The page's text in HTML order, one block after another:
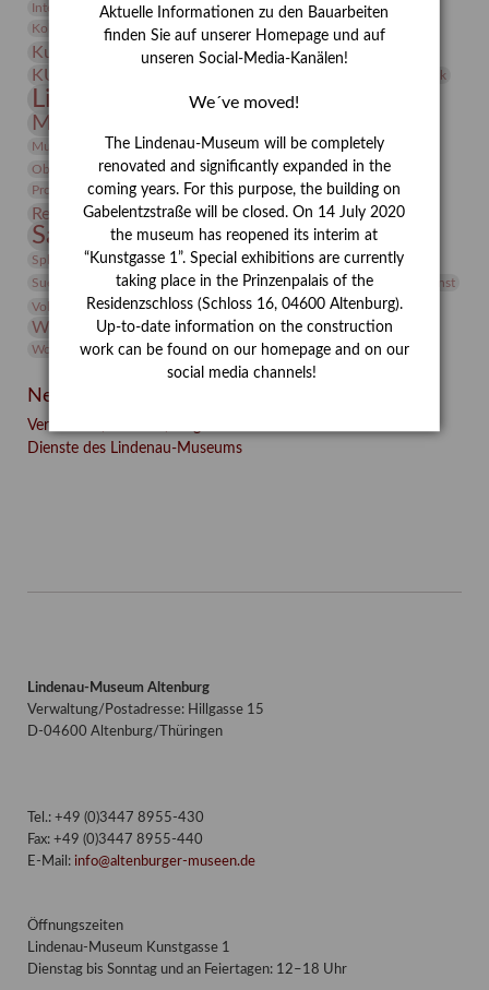
Integriertes Schädlingsmanagement
Italien Jahresempfang
Jubiläum
Kolosseum
Kooperationsausstellung Korkmodelle Kunst
Kunstmuseum Kunstvermittlung Kunst von Kühl
KUNSTWAND Lehmbruck
Lindenau-Museum Marstall
Museumsgeschichte
Museumspädagogik Mäzen Napoleon Natur
Neue Remise
Objekt im Fokus
Paul Klee Peter Schnürpel Phelloplastik
Pohlhof
Provenienz
Provenienzforschung
Restaurierung Restitution Rudi Lesser Ruth Wolf-Rehfeld
Sammlung Samstagszeichner Skulptur
Sonderausstellung
Sphinx
studio Studio Bildende Kunst
studioDIGITAL
Suermondt-Ludwig-Museum
Vermittlung Video
Videokunst
Volontariat
Walter Rheiner Weihnachten Werefkin
Werkbetrachtung Winter Wissenschaft
Wolf and Dog
Wolf und Hund
Zirkuswoche
Neueste Beiträge
Verschenkt, verkauft, vergessen? – Kunstdetektivinnen im
Dienste des Lindenau-Museums
Lindenau-Museum Altenburg
Verwaltung/Postadresse: Hillgasse 15
D-04600 Altenburg/Thüringen
Tel.: +49 (0)3447 8955-430
Fax: +49 (0)3447 8955-440
E-Mail: info@altenburger-museen.de
Öffnungszeiten
Lindenau-Museum Kunstgasse 1
Dienstag bis Sonntag und an Feiertagen: 12–18 Uhr
Aktuelle Informationen zu den Bauarbeiten
finden Sie auf unserer Homepage und auf
unseren Social-Media-Kanälen!
We´ve moved!
The Lindenau-Museum will be completely
renovated and significantly expanded in the
coming years. For this purpose, the building on
Gabelentzstraße will be closed. On 14 July 2020
the museum has reopened its interim at
“Kunstgasse 1”. Special exhibitions are currently
taking place in the Prinzenpalais of the
Residenzschloss (Schloss 16, 04600 Altenburg).
Up-to-date information on the construction
work can be found on our homepage and on our
social media channels!